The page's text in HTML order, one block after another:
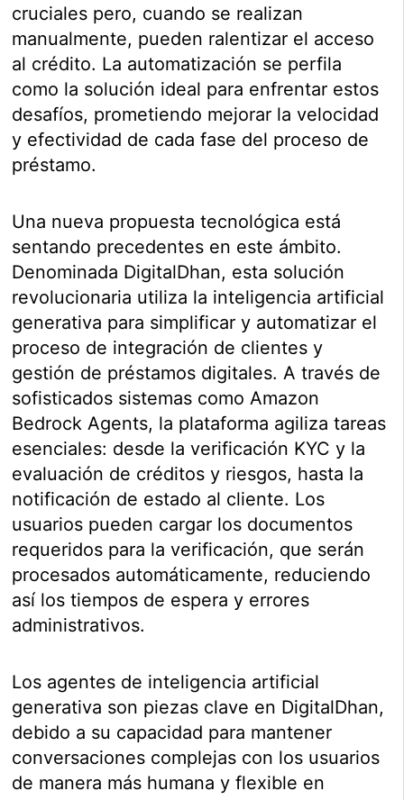
cruciales pero, cuando se realizan
manualmente, pueden ralentizar el acceso
al crédito. La automatización se perfila
como la solución ideal para enfrentar estos
desafíos, prometiendo mejorar la velocidad
y efectividad de cada fase del proceso de
préstamo.
Una nueva propuesta tecnológica está
sentando precedentes en este ámbito.
Denominada DigitalDhan, esta solución
revolucionaria utiliza la inteligencia artificial
generativa para simplificar y automatizar el
proceso de integración de clientes y
gestión de préstamos digitales. A través de
sofisticados sistemas como Amazon
Bedrock Agents, la plataforma agiliza tareas
esenciales: desde la verificación KYC y la
evaluación de créditos y riesgos, hasta la
notificación de estado al cliente. Los
usuarios pueden cargar los documentos
requeridos para la verificación, que serán
procesados automáticamente, reduciendo
así los tiempos de espera y errores
administrativos.
Los agentes de inteligencia artificial
generativa son piezas clave en DigitalDhan,
debido a su capacidad para mantener
conversaciones complejas con los usuarios
de manera más humana y flexible en